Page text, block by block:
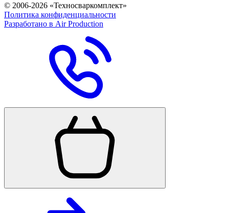
© 2006-2026 «Техносваркомплект»
Политика конфиденциальности
Разработано в Air Production